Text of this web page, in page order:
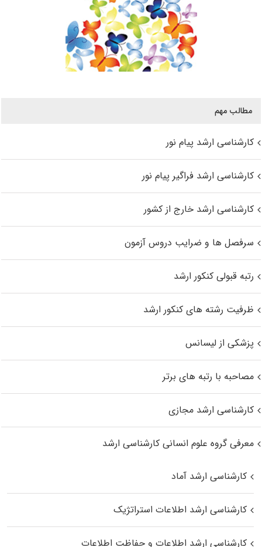
مطالب مهم
کارشناسی ارشد پیام نور
کارشناسی ارشد فراگیر پیام نور
کارشناسی ارشد خارج از کشور
سرفصل ها و ضرایب دروس آزمون
رتبه قبولی کنکور ارشد
ظرفیت رشته های کنکور ارشد
پزشکی از لیسانس
مصاحبه با رتبه های برتر
کارشناسی ارشد مجازی
معرفی گروه علوم انسانی کارشناسی ارشد
کارشناسی ارشد آماد
کارشناسی ارشد اطلاعات استراتژیک
کارشناسی ارشد اطلاعات و حفاظت اطلاعات